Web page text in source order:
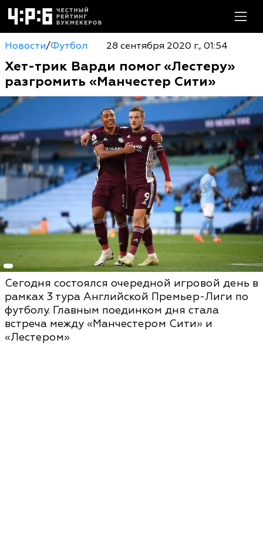
Новости/Футбол 28 сентября 2020 г., 01:54
Хет-трик Варди помог «Лестеру»
разгромить «Манчестер Сити»
Сегодня состоялся очередной игровой день в
рамках 3 тура Английской Премьер-Лиги по
футболу. Главным поединком дня стала
встреча между «Манчестером Сити» и
«Лестером»